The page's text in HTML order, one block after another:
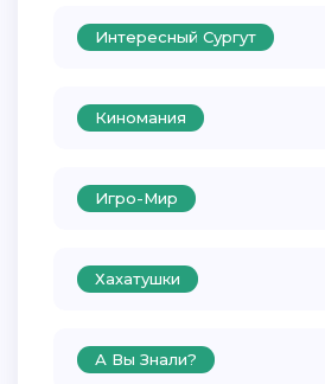
Интересный Сургут
Киномания
Игро-Мир
Хахатушки
А Вы Знали?